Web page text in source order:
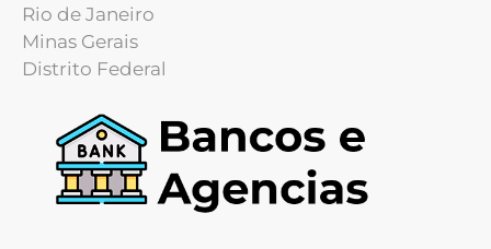
Rio de Janeiro
Minas Gerais
Distrito Federal